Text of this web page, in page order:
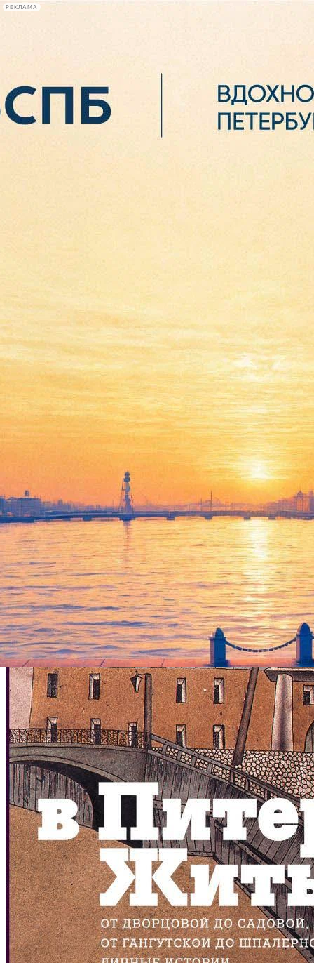
РЕКЛАМА
Сегодня:
2026.08.07
02:43
Быков, Толстая, Боярская,
Гребенщиков и другие
написали, как жить в Питере
16 мая 2017,15:36 Версия для печати
Писатели Дмитрий Быков, Татьяна Толстая и Даниил Гранин,
поэт Александр Кушнер, актриса Елизавета Боярская,
музыкант Борис Гребенщиков, глава Эрмитажа Михаил
Пиотровский собрались вместе, чтобы написать о Петербурге.
Что получилось, можно узнать из книги «В Питере жить»,
выпущенной к туристическому сезону издательством «АСТ».